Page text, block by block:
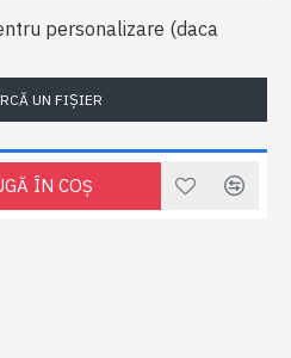
personalizare (daca
UN FIŞIER
ÎN COŞ